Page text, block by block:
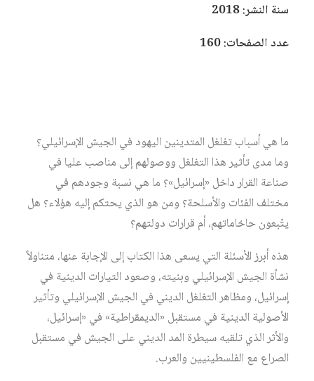
سنة النشر: 2018
عدد الصفحات: 160
ما هي أسباب تغلغل المتدينين اليهود في الجيش الإسرائيلي؟
وما مدى تأثير هذا التغلغل ووصولهم إلى مناصب عليا في
صناعة القرار داخل «إسرائيل»؟ ما هي نسبة وجودهم في
مختلف الفئات والأسلحة؟ ومن هو الذي يحتكم إليه هؤلاء؟ هل
يتّبعون حاخاماتهم، أم قرارات دولتهم؟
هذه أبرز الأسئلة التي يسعى هذا الكتاب إلى الإجابة عنها، متناولاً
نشأة الجيش الإسرائيلي وبنيته، وصعود التيارات الدينية في
إسرائيل، ومظاهر التغلغل الديني في الجيش الإسرائيلي وتأثير
الأصولية الدينية في مستقبل «الديمقراطية» في «إسرائيل،
والأثر الذي تلقيه سيطرة المد الديني على الجيش في مستقبل
الصراع مع الفلسطينيين والعرب.